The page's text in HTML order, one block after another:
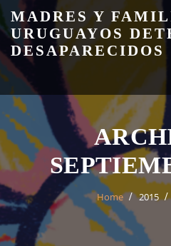
Skip
to
content
MADRES Y
URUGUAYOS
DESAPARECIDOS
Home 2015